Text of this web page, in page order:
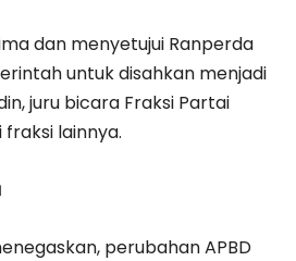
dan menyetujui Ranperda
untuk disahkan menjadi
juru bicara Fraksi Partai
lainnya.
perubahan APBD